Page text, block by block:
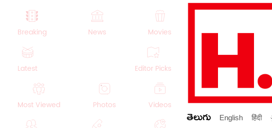
Breaking News Movies
Latest Editor Picks
Most Viewed Photos Videos
తెలుగు English हिंदी